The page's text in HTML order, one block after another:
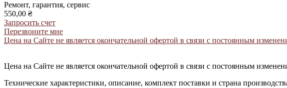
Ремонт, гарантия, сервис
550,00 ₴
Запросить счет
Перезвоните мне
Цена на Сайте не является окончательной офертой в связи с постоянным
Цена на Сайте не является окончательной офертой в связи с постоянным
Технические характеристики, описание, комплект поставки и страна